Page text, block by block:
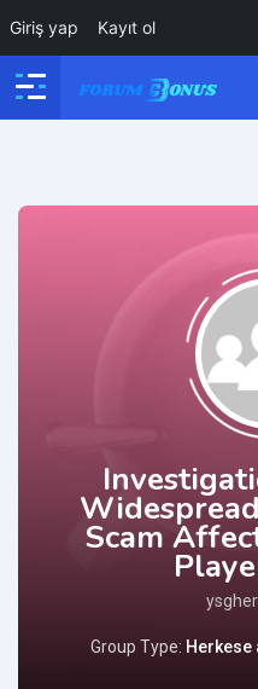
Giriş yap Kayıt ol
Scam
Group Type: Herkese